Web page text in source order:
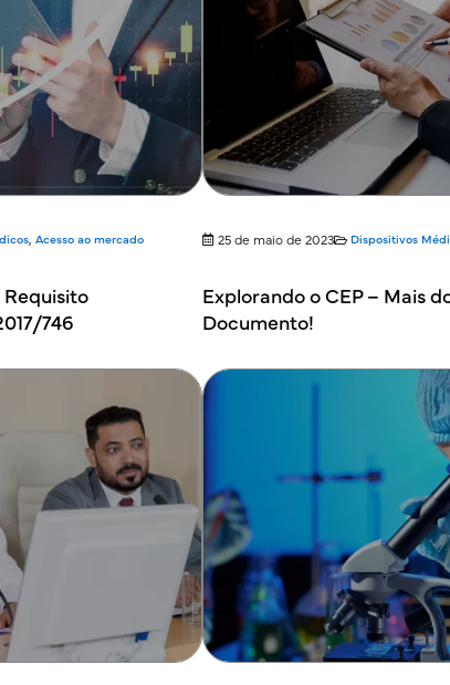
, Acesso ao mercado
746
25 de maio de 2023 Dispositivos
Explorando o CEP – Mais
Documento!